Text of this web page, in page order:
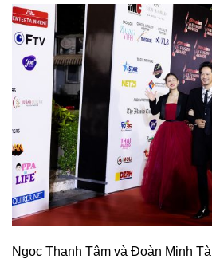
Ngọc Thanh Tâm và Đoàn Minh